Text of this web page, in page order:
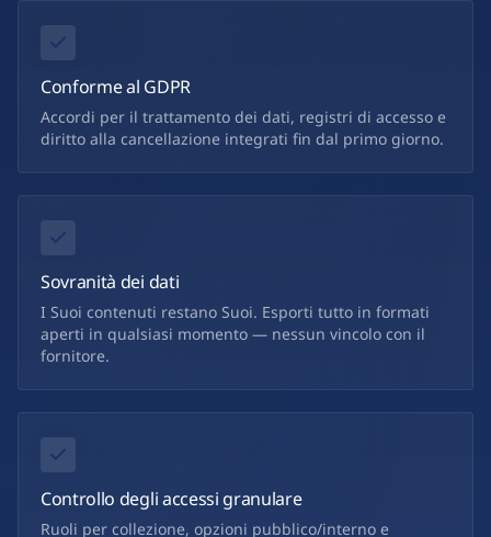
Conforme al GDPR
Accordi per il trattamento dei dati, registri di accesso e
diritto alla cancellazione integrati fin dal primo giorno.
Sovranità dei dati
I Suoi contenuti restano Suoi. Esporti tutto in formati
aperti in qualsiasi momento — nessun vincolo con il
fornitore.
Controllo degli accessi granulare
Ruoli per collezione, opzioni pubblico/interno e